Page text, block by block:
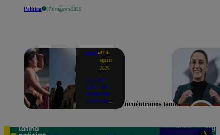
X
Política 07 de agosto 2026
Lima 07 de
agosto
2026
Ola de
calor se
extiende
hasta el
Lima y
Encuéntranos también en
Teléfono: 219